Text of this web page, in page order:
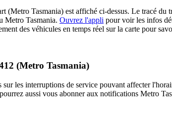
(Metro Tasmania) est affiché ci-dessus. Le tracé
Metro Tasmania. Ouvrez l'appli pour voir les infos
des véhicules en temps réel sur la carte pour
(Metro Tasmania)
les interruptions de service pouvant affecter
aussi vous abonner aux notifications Metro